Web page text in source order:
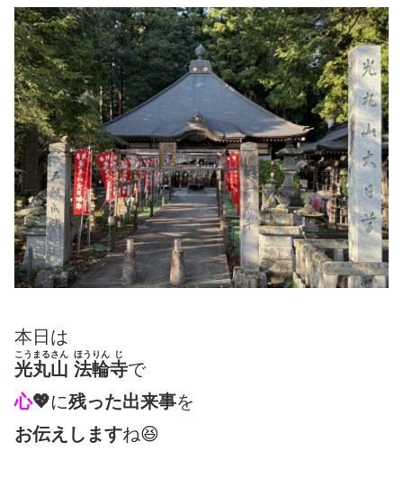
本日は
光丸山
こうまるさん
法輪
ほうりん
寺
じ
で
心💖に残った出来事を
お伝えしますね😆